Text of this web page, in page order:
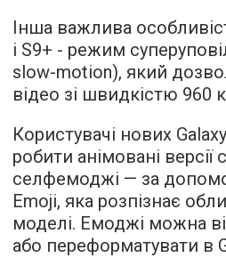
Інша важлива
і S9+ - режим
slow-motion), який
відео зі швидкістю 960
Користувачі нових
робити анімовані
селфемоджі — за
Emoji, яка розпізнає
моделі. Емоджі можна
або переформатувати в